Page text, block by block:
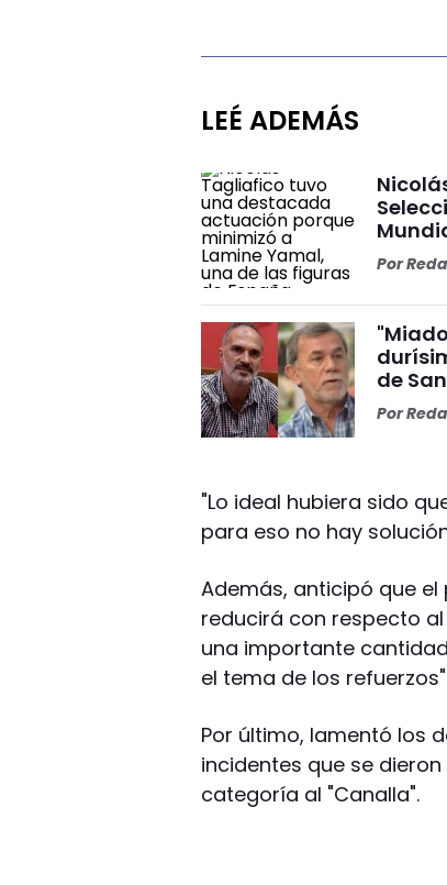
LEÉ ADEMÁS
Por
de
Por
"Lo ideal hubiera sido
para eso no hay
Además, anticipó que
reducirá con respecto
una importante
el tema de los
Por último, lamentó los
incidentes que se
categoría al "Canalla".